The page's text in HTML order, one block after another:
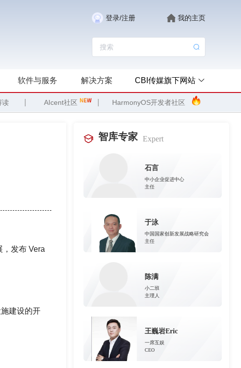
登录/注册 我的主页
软件与服务 解决方案 CBI传媒旗下网站
读 AIcent社区 HarmonyOS开发者社区
发布 Vera
建设的开
智库专家 Expert
石言
中小企业促进中心
主任
于泳
中国国家创新发展战略研究会
主任
陈满
小二班
主理人
王巍岩Eric
一席互娱
CEO